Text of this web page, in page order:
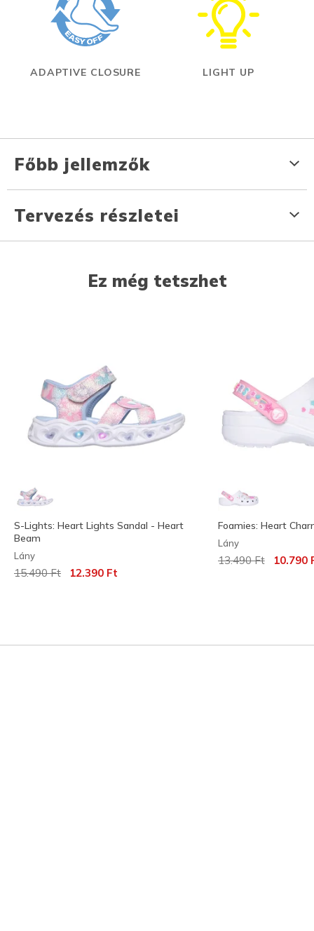
ADAPTIVE CLOSURE LIGHT UP
Főbb jellemzők
Tervezés részletei
Ez még tetszhet
S-Lights: Heart Lights Sandal - Heart
Beam
Lány
Az ár a következőhöz képest csökkent:
15.490 Ft címzett:
12.390 Ft
Foamies: Heart
Lány
Az ár a
13.490 Ftcímzett:
10.790